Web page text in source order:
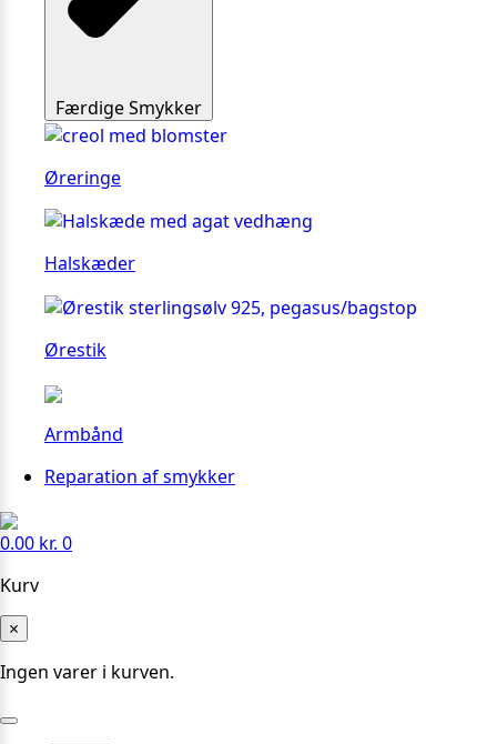
Færdige Smykker
Øreringe
Halskæder
Ørestik
Armbånd
Reparation af smykker
0.00 kr. 0
Kurv
×
Ingen varer i kurven.